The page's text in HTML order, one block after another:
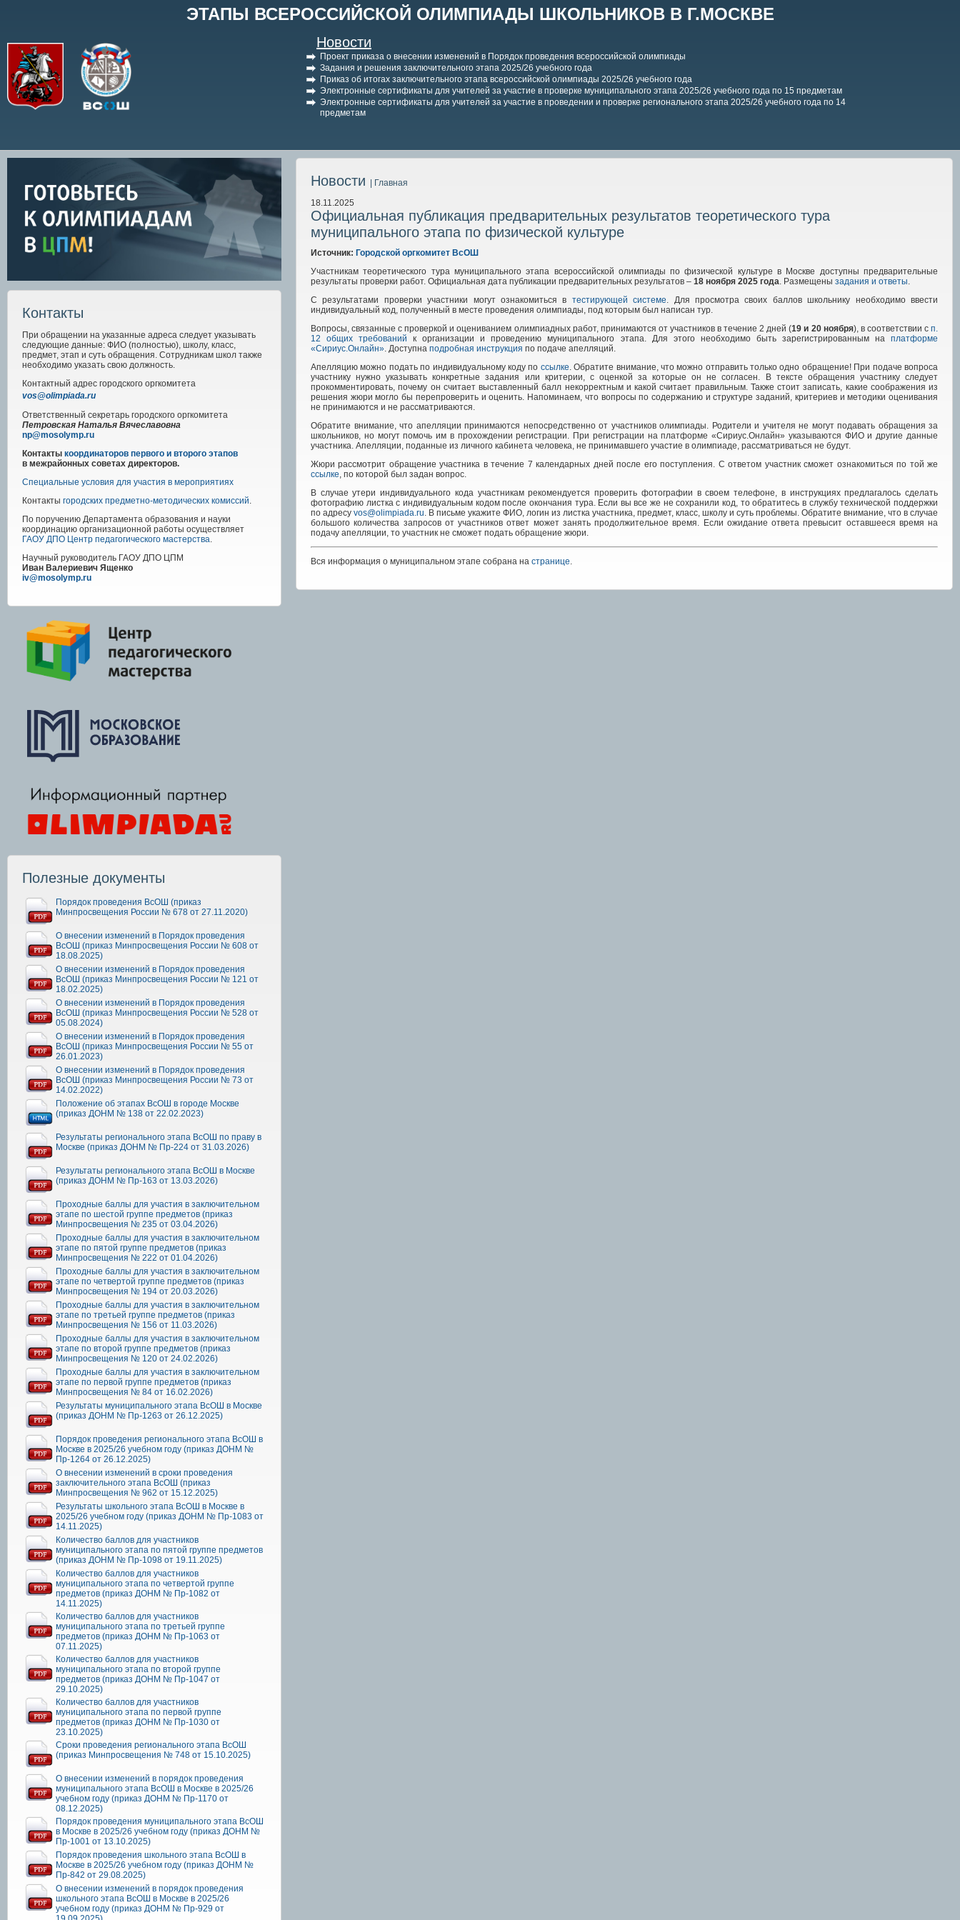
ЭТАПЫ ВСЕРОССИЙСКОЙ ОЛИМПИАДЫ ШКОЛЬНИКОВ В Г.МОСКВЕ
Новости
Проект приказа о внесении изменений в Порядок проведения всероссийской олимпиады
Задания и решения заключительного этапа 2025/26 учебного года
Приказ об итогах заключительного этапа всероссийской олимпиады 2025/26 учебного года
Электронные сертификаты для учителей за участие в проверке муниципального этапа 2025/26 учебного года по 15 предметам
Электронные сертификаты для учителей за участие в проведении и проверке регионального этапа 2025/26 учебного года по 14
предметам
Контакты
При обращении на указанные адреса следует указывать
следующие данные: ФИО (полностью), школу, класс,
предмет, этап и суть обращения. Сотрудникам школ также
необходимо указать свою должность.
Контактный адрес городского оргкомитета
vos@olimpiada.ru
Ответственный секретарь городского оргкомитета
Петровская Наталья Вячеславовна
np@mosolymp.ru
Контакты координаторов первого и второго этапов
в межрайонных советах директоров.
Специальные условия для участия в мероприятиях
Контакты городских предметно-методических комиссий.
По поручению Департамента образования и науки
координацию организационной работы осуществляет
ГАОУ ДПО Центр педагогического мастерства.
Научный руководитель ГАОУ ДПО ЦПМ
Иван Валериевич Ященко
iv@mosolymp.ru
Полезные документы
Порядок проведения ВсОШ (приказ
Минпросвещения России № 678 от 27.11.2020)
О внесении изменений в Порядок проведения
ВсОШ (приказ Минпросвещения России № 608 от
18.08.2025)
О внесении изменений в Порядок проведения
ВсОШ (приказ Минпросвещения России № 121 от
18.02.2025)
О внесении изменений в Порядок проведения
ВсОШ (приказ Минпросвещения России № 528 от
05.08.2024)
О внесении изменений в Порядок проведения
ВсОШ (приказ Минпросвещения России № 55 от
26.01.2023)
О внесении изменений в Порядок проведения
ВсОШ (приказ Минпросвещения России № 73 от
14.02.2022)
Положение об этапах ВсОШ в городе Москве
(приказ ДОНМ № 138 от 22.02.2023)
Результаты регионального этапа ВсОШ по праву в
Москве (приказ ДОНМ № Пр-224 от 31.03.2026)
Результаты регионального этапа ВсОШ в Москве
(приказ ДОНМ № Пр-163 от 13.03.2026)
Проходные баллы для участия в заключительном
этапе по шестой группе предметов (приказ
Минпросвещения № 235 от 03.04.2026)
Проходные баллы для участия в заключительном
этапе по пятой группе предметов (приказ
Минпросвещения № 222 от 01.04.2026)
Проходные баллы для участия в заключительном
этапе по четвертой группе предметов (приказ
Минпросвещения № 194 от 20.03.2026)
Проходные баллы для участия в заключительном
этапе по третьей группе предметов (приказ
Минпросвещения № 156 от 11.03.2026)
Проходные баллы для участия в заключительном
этапе по второй группе предметов (приказ
Минпросвещения № 120 от 24.02.2026)
Проходные баллы для участия в заключительном
этапе по первой группе предметов (приказ
Минпросвещения № 84 от 16.02.2026)
Результаты муниципального этапа ВсОШ в Москве
(приказ ДОНМ № Пр-1263 от 26.12.2025)
Порядок проведения регионального этапа ВсОШ в
Москве в 2025/26 учебном году (приказ ДОНМ №
Пр-1264 от 26.12.2025)
О внесении изменений в сроки проведения
заключительного этапа ВсОШ (приказ
Минпросвещения № 962 от 15.12.2025)
Результаты школьного этапа ВсОШ в Москве в
2025/26 учебном году (приказ ДОНМ № Пр-1083 от
14.11.2025)
Количество баллов для участников
муниципального этапа по пятой группе предметов
(приказ ДОНМ № Пр-1098 от 19.11.2025)
Количество баллов для участников
муниципального этапа по четвертой группе
предметов (приказ ДОНМ № Пр-1082 от
14.11.2025)
Количество баллов для участников
муниципального этапа по третьей группе
предметов (приказ ДОНМ № Пр-1063 от
07.11.2025)
Количество баллов для участников
муниципального этапа по второй группе
предметов (приказ ДОНМ № Пр-1047 от
29.10.2025)
Количество баллов для участников
муниципального этапа по первой группе
предметов (приказ ДОНМ № Пр-1030 от
23.10.2025)
Сроки проведения регионального этапа ВсОШ
(приказ Минпросвещения № 748 от 15.10.2025)
О внесении изменений в порядок проведения
муниципального этапа ВсОШ в Москве в 2025/26
учебном году (приказ ДОНМ № Пр-1170 от
08.12.2025)
Порядок проведения муниципального этапа ВсОШ
в Москве в 2025/26 учебном году (приказ ДОНМ №
Пр-1001 от 13.10.2025)
Порядок проведения школьного этапа ВсОШ в
Москве в 2025/26 учебном году (приказ ДОНМ №
Пр-842 от 29.08.2025)
О внесении изменений в порядок проведения
школьного этапа ВсОШ в Москве в 2025/26
учебном году (приказ ДОНМ № Пр-929 от
Новости
| Главная
18.11.2025
Официальная публикация предварительных результатов теоретического тура
муниципального этапа по физической культуре
Источник: Городской оргкомитет ВсОШ
Участникам теоретического тура муниципального этапа всероссийской олимпиады по физической культуре в Москве доступны предварительные
результаты проверки работ. Официальная дата публикации предварительных результатов – 18 ноября 2025 года. Размещены задания и ответы.
С результатами проверки участники могут ознакомиться в тестирующей системе. Для просмотра своих баллов школьнику необходимо ввести
индивидуальный код, полученный в месте проведения олимпиады, под которым был написан тур.
Вопросы, связанные с проверкой и оцениванием олимпиадных работ, принимаются от участников в течение 2 дней (19 и 20 ноября), в соответствии сп.
12 общих требований к организации и проведению муниципального этапа. Для этого необходимо быть зарегистрированным наплатформе
«Сириус.Онлайн». Доступна подробная инструкция по подаче апелляций.
Апелляцию можно подать по индивидуальному коду по ссылке. Обратите внимание, что можно отправить только одно обращение! При подаче вопроса
участнику нужно указывать конкретные задания или критерии, с оценкой за которые он не согласен. В тексте обращения участнику следует
прокомментировать, почему он считает выставленный балл некорректным и какой считает правильным. Также стоит записать, какие соображения из
решения жюри могло бы перепроверить и оценить. Напоминаем, что вопросы по содержанию и структуре заданий, критериев и методики оценивания
не принимаются и не рассматриваются.
Обратите внимание, что апелляции принимаются непосредственно от участников олимпиады. Родители и учителя не могут подавать обращения за
школьников, но могут помочь им в прохождении регистрации. При регистрации на платформе «Сириус.Онлайн» указываются ФИО и другие данные
участника. Апелляции, поданные из личного кабинета человека, не принимавшего участие в олимпиаде, рассматриваться не будут.
Жюри рассмотрит обращение участника в течение 7 календарных дней после его поступления. С ответом участник сможет ознакомиться по той же
ссылке, по которой был задан вопрос.
В случае утери индивидуального кода участникам рекомендуется проверить фотографии в своем телефоне, в инструкциях предлагалось сделать
фотографию листка с индивидуальным кодом после окончания тура. Если вы все же не сохранили код, то обратитесь в службу технической поддержки
по адресу vos@olimpiada.ru. В письме укажите ФИО, логин из листка участника, предмет, класс, школу и суть проблемы. Обратите внимание, что в случае
большого количества запросов от участников ответ может занять продолжительное время. Если ожидание ответа превысит оставшееся время на
подачу апелляции, то участник не сможет подать обращение жюри.
Вся информация о муниципальном этапе собрана на странице.